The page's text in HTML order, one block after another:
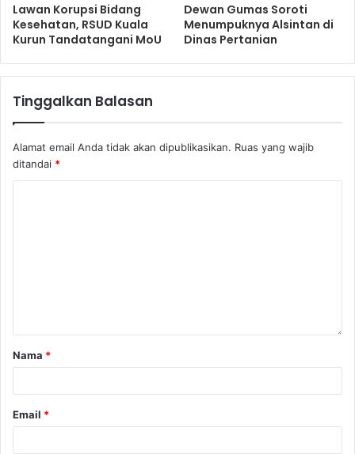
Lawan Korupsi Bidang
Kesehatan, RSUD Kuala
Kurun Tandatangani MoU
Dewan Gumas Soroti
Menumpuknya Alsintan di
Dinas Pertanian
Tinggalkan Balasan
Alamat email Anda tidak akan dipublikasikan. Ruas yang wajib
ditandai *
Nama *
Email *